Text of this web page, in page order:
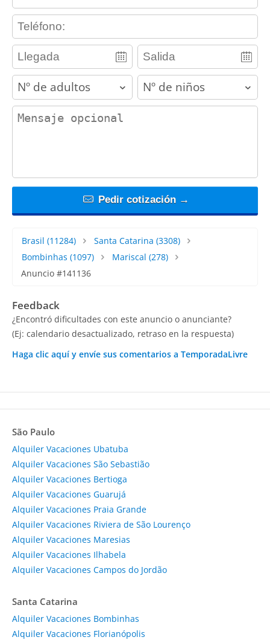
contact_phone
adults children
contact_message
Pedir cotización →
Brasil (11284) Santa Catarina (3308)
Bombinhas (1097) Mariscal (278)
Anuncio #141136
Feedback
¿Encontró dificultades con este anuncio o anunciante?
(Ej: calendario desactualizado, retraso en la respuesta)
Haga clic aquí y envíe sus comentarios a TemporadaLivre
São Paulo
Alquiler Vacaciones Ubatuba
Alquiler Vacaciones São Sebastião
Alquiler Vacaciones Bertioga
Alquiler Vacaciones Guarujá
Alquiler Vacaciones Praia Grande
Alquiler Vacaciones Riviera de São Lourenço
Alquiler Vacaciones Maresias
Alquiler Vacaciones Ilhabela
Alquiler Vacaciones Campos do Jordão
Santa Catarina
Alquiler Vacaciones Bombinhas
Alquiler Vacaciones Florianópolis